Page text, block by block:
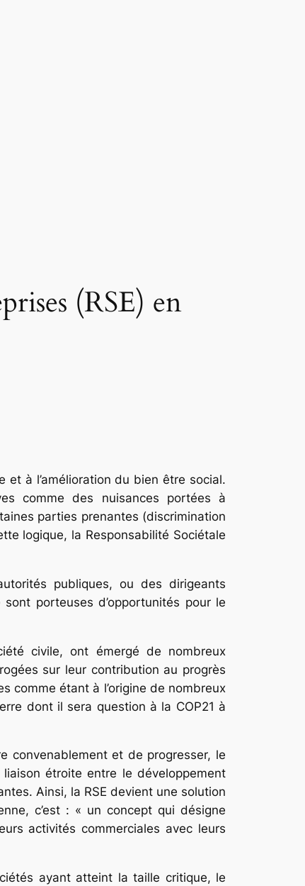
(RSE) en
à l’amélioration du bien être social.
comme des nuisances portées à
parties prenantes (discrimination
logique, la Responsabilité Sociétale
publiques, ou des dirigeants
porteuses d’opportunités pour le
civile, ont émergé de nombreux
sur leur contribution au progrès
comme étant à l’origine de nombreux
dont il sera question à la COP21 à
convenablement et de progresser, le
étroite entre le développement
Ainsi, la RSE devient une solution
c’est : « un concept qui désigne
activités commerciales avec leurs
ayant atteint la taille critique, le